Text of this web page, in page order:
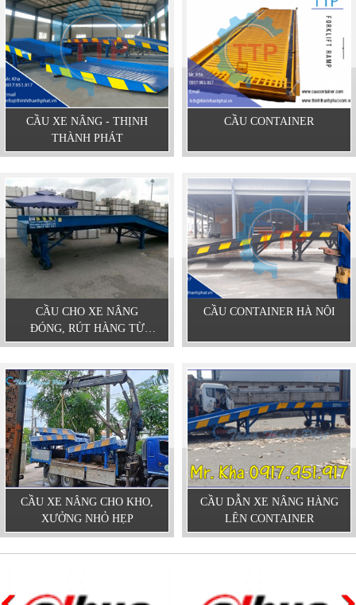
CẦU XE NÂNG - THỊNH
THÀNH PHÁT
CẦU CONTAINER
CẦU CHO XE NÂNG
ĐÓNG, RÚT HÀNG TỪ
CONTAINER
CẦU CONTAINER HÀ NỘI
CẦU XE NÂNG CHO KHO,
XƯỞNG NHỎ HẸP
CẦU DẪN XE NÂNG HÀNG
LÊN CONTAINER